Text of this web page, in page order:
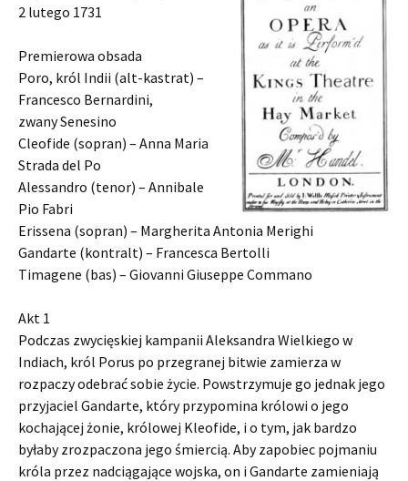
2 lutego 1731
Premierowa obsada
Poro, król Indii (alt-kastrat) –
Francesco Bernardini,
zwany Senesino
Cleofide (sopran) – Anna Maria
Strada del Po
Alessandro (tenor) – Annibale
Pio Fabri
Erissena (sopran) – Margherita Antonia Merighi
Gandarte (kontralt) – Francesca Bertolli
Timagene (bas) – Giovanni Giuseppe Commano
Akt 1
Podczas zwycięskiej kampanii Aleksandra Wielkiego w
Indiach, król Porus po przegranej bitwie zamierza w
rozpaczy odebrać sobie życie. Powstrzymuje go jednak jego
przyjaciel Gandarte, który przypomina królowi o jego
kochającej żonie, królowej Kleofide, i o tym, jak bardzo
byłaby zrozpaczona jego śmiercią. Aby zapobiec pojmaniu
króla przez nadciągające wojska, on i Gandarte zamieniają